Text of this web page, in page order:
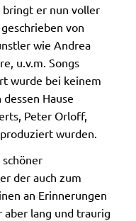
bringt er nun voller
von
wie Andrea
u.v.m. Songs
wurde bei keinem
Hause
Peter Orloff,
wurden.
der auch zum
an Erinnerungen
aber lang und traurig